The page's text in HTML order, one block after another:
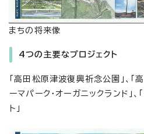
まちの将来像
4つの主要なプロジェクト
「高田松原津波復興祈念公園」、「
ーマパーク・オーガニックランド」、
ト」